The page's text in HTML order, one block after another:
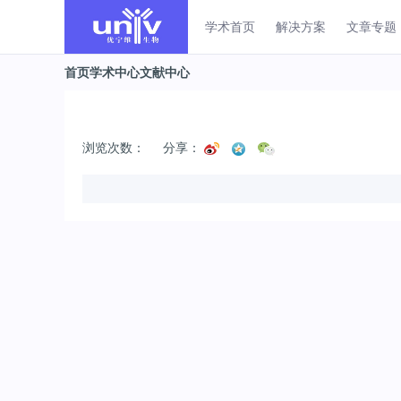
学术首页 解决方案 文章专题
首页学术中心文献中心
浏览次数： 分享：